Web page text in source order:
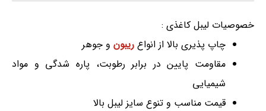
خصوصیات لیبل کاغذی :
چاپ پذیری بالا از انواع ریبون و جوهر
مقاومت پایین در برابر رطوبت، پاره شدگی و مواد
شیمیایی
قیمت مناسب و تنوع سایز لیبل بالا